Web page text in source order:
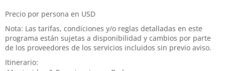
Precio por persona en USD
Nota: Las tarifas, condiciones y/o reglas detalladas en este
programa están sujetas a disponibilidad y cambios por parte
de los proveedores de los servicios incluidos sin previo aviso.
Itinerario: